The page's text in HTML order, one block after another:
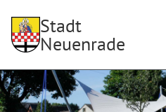
Stadt
Neuenrade